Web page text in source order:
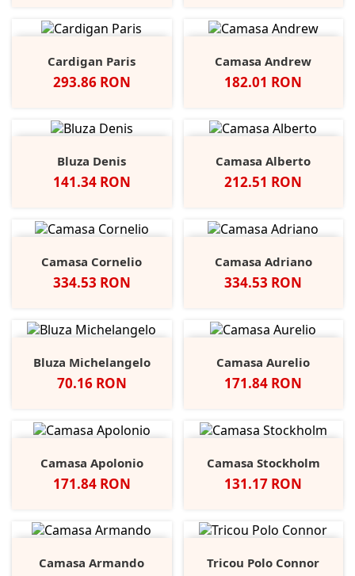
Cardigan Paris
Pret
293.86 RON
Camasa Andrew
Pret
182.01 RON
Bluza Denis
Pret
141.34 RON
Camasa Alberto
Pret
212.51 RON
Camasa Cornelio
Pret
334.53 RON
Camasa Adriano
Pret
334.53 RON
Bluza Michelangelo
Pret
70.16 RON
Camasa Aurelio
Pret
171.84 RON
Camasa Apolonio
Pret
171.84 RON
Camasa Stockholm
Pret
131.17 RON
Camasa Armando Tricou Polo Connor